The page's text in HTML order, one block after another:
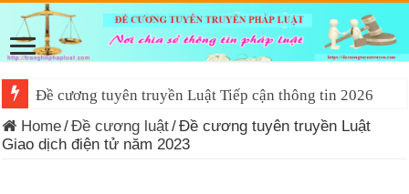
Đề cương tuyên truyền Luật Tiếp cận thông tin 2026
Home/Đề cương luật/Đề cương tuyên truyền Luật
Giao dịch điện tử năm 2023